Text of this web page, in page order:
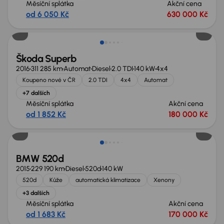
Měsíční splátka
od 6 050 Kč
Akční cena
630 000 Kč
Škoda Superb
2016311 285 kmAutomatDiesel2.0 TDI140 kW4x4
Koupeno nové v ČR 2.0 TDI 4x4
Automat
+7 dalších
Měsíční splátka
od 1 852 Kč
Akční cena
180 000 Kč
BMW 520d
2015229 190 kmDiesel520d140 kW
520d Kůže automatická klimatizace
Xenony
+3 dalších
Měsíční splátka
od 1 683 Kč
Akční cena
170 000 Kč
Zlevněno o 80 000 Kč